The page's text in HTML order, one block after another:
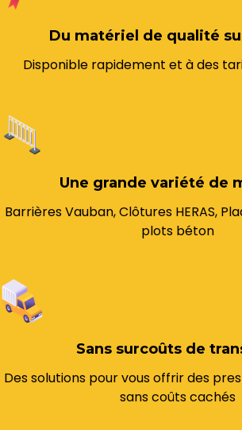
Du matériel de qualité
Disponible rapidement et à des
Une grande variété de
Barrières Vauban, Clôtures HERAS,
plots béton
Sans surcoûts de
Des solutions pour vous offrir des
sans coûts cachés